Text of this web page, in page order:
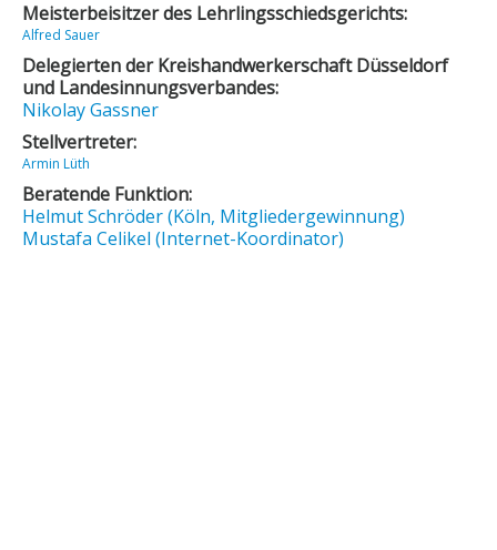
Meisterbeisitzer des Lehrlingsschiedsgerichts:
Alfred Sauer
Delegierten der Kreishandwerkerschaft Düsseldorf
und Landesinnungsverbandes:
Nikolay Gassner
Stellvertreter:
Armin Lüth
Beratende Funktion:
Helmut Schröder (Köln, Mitgliedergewinnung)
Mustafa Celikel (Internet-Koordinator)